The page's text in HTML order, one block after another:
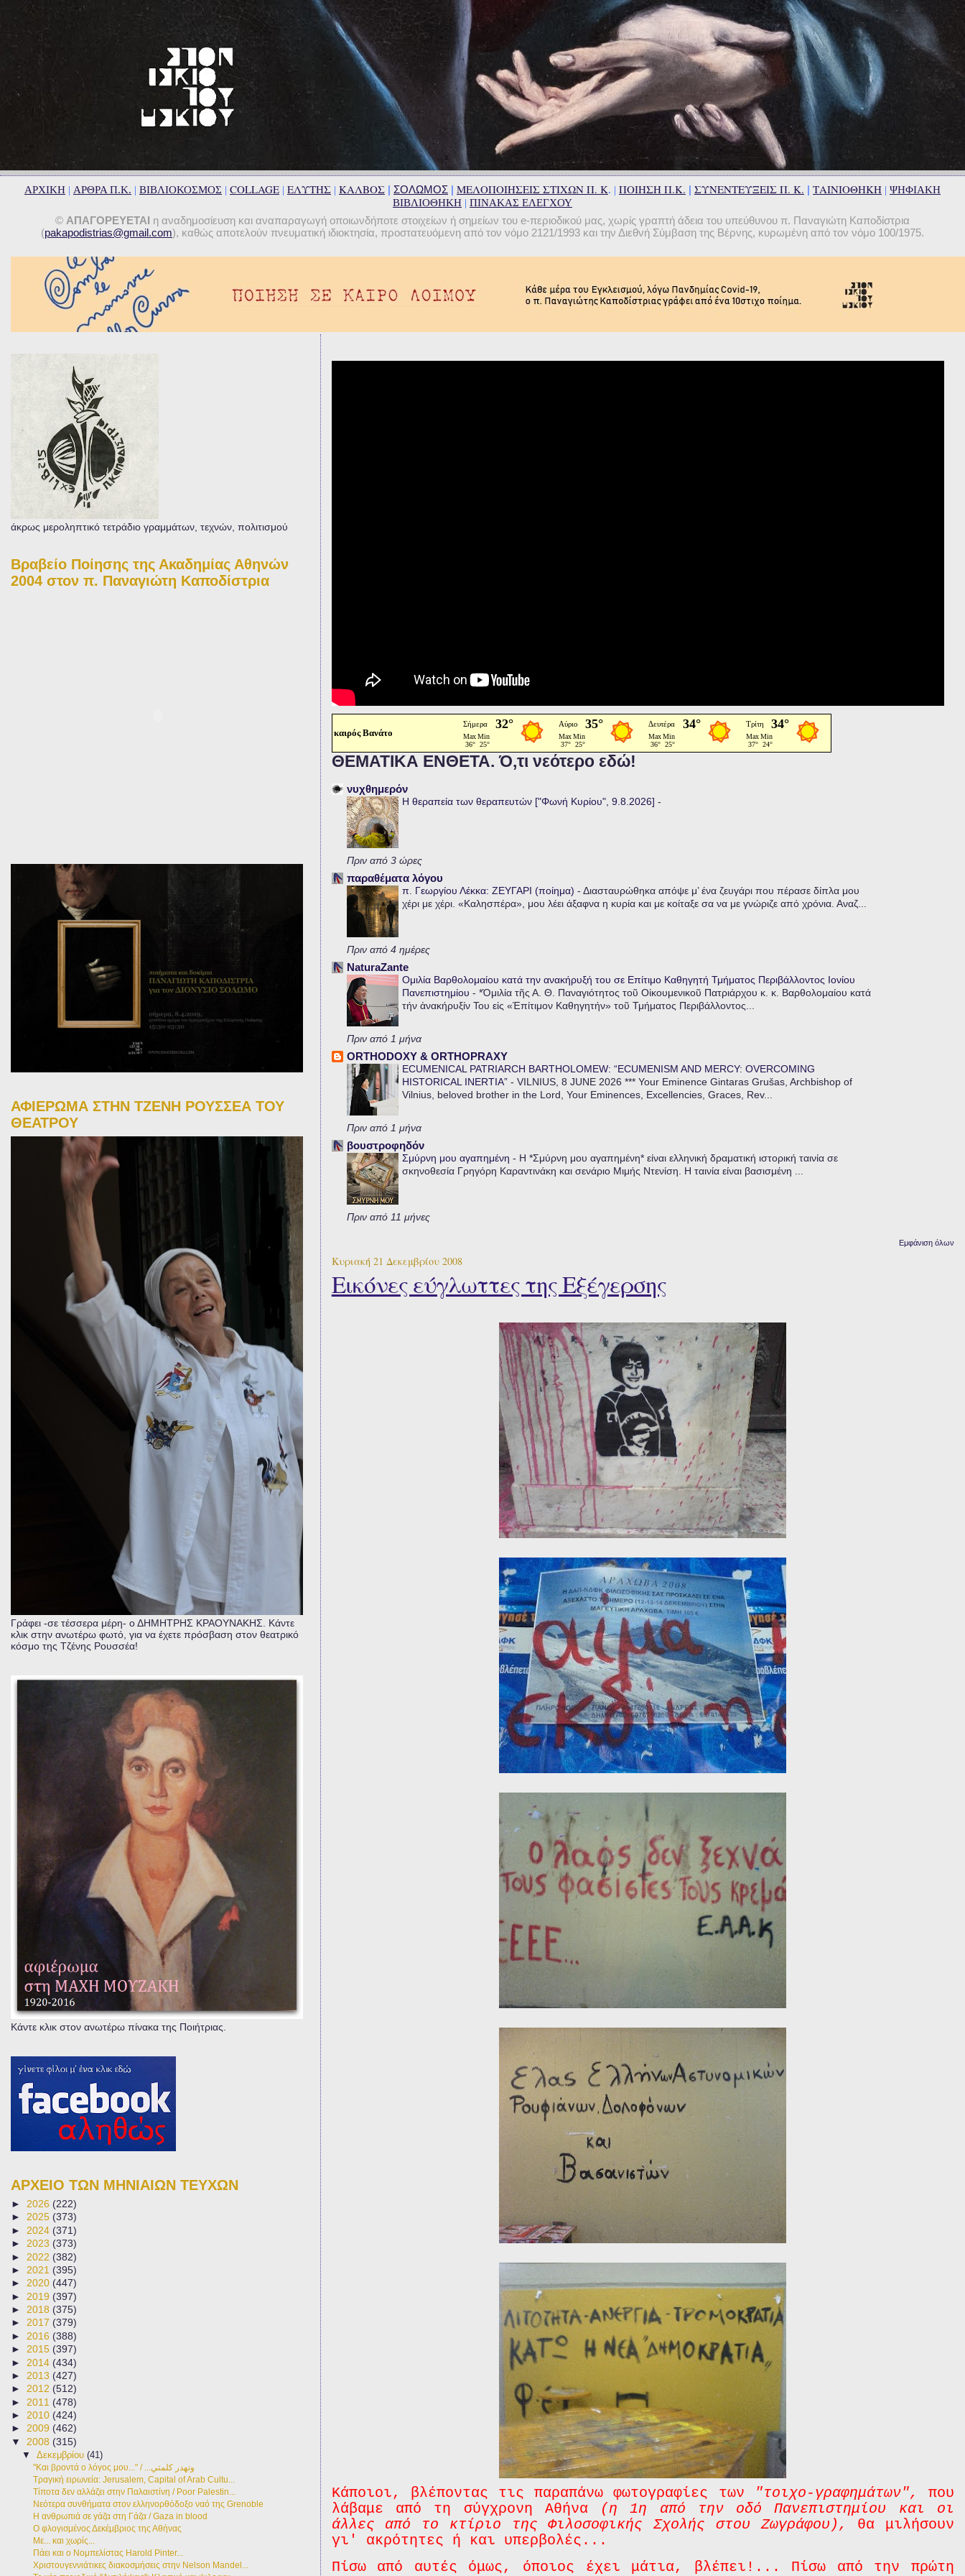
ΑΡΧΙΚΗ | ΑΡΘΡΑ Π.Κ. | ΒΙΒΛΙΟΚΟΣΜΟΣ | COLLAGE | ΕΛΥΤΗΣ | ΚΑΛΒΟΣ | ΣΟΛΩΜΟΣ | ΜΕΛΟΠΟΙΗΣΕΙΣ ΣΤΙΧΩΝ Π. Κ. | ΠΟΙΗΣΗ Π.Κ. | ΣΥΝΕΝΤΕΥΞΕΙΣ Π. Κ. | ΤΑΙΝΙΟΘΗΚΗ | ΨΗΦΙΑΚΗ
ΒΙΒΛΙΟΘΗΚΗ | ΠΙΝΑΚΑΣ ΕΛΕΓΧΟΥ
© ΑΠΑΓΟΡΕΥΕΤΑΙ η αναδημοσίευση και αναπαραγωγή οποιωνδήποτε στοιχείων ή σημείων του e-περιοδικού μας, χωρίς γραπτή άδεια του υπεύθυνου π. Παναγιώτη Καποδίστρια
(pakapodistrias@gmail.com), καθώς αποτελούν πνευματική ιδιοκτησία, προστατευόμενη από τον νόμο 2121/1993 και την Διεθνή Σύμβαση της Βέρνης, κυρωμένη από τον νόμο 100/1975.
καιρός Βανάτο
ΘΕΜΑΤΙΚΑ ΕΝΘΕΤΑ. Ό,τι νεότερο εδώ!
νυχθημερόν
Η θεραπεία των θεραπευτών ["Φωνή Κυρίου", 9.8.2026] -
Πριν από 3 ώρες
παραθέματα λόγου
π. Γεωργίου Λέκκα: ΖΕΥΓΑΡΙ (ποίημα) - Διασταυρώθηκα απόψε μ’ ένα ζευγάρι που πέρασε δίπλα μου
χέρι με χέρι. «Καλησπέρα», μου λέει άξαφνα η κυρία και με κοίταξε σα να με γνώριζε από χρόνια. Αναζ...
Πριν από 4 ημέρες
NaturaZante
Ομιλία Βαρθολομαίου κατά την ανακήρυξή του σε Επίτιμο Καθηγητή Τμήματος Περιβάλλοντος Ιονίου
Πανεπιστημίου - *Ὁμιλία τῆς Α. Θ. Παναγιότητος τοῦ Οἰκουμενικοῦ Πατριάρχου κ. κ. Βαρθολομαίου κατά
τήν ἀνακήρυξίν Του εἰς «Ἐπίτιμον Καθηγητήν» τοῦ Τμήματος Περιβάλλοντος...
Πριν από 1 μήνα
ORTHODOXY & ORTHOPRAXY
ECUMENICAL PATRIARCH BARTHOLOMEW: “ECUMENISM AND MERCY: OVERCOMING
HISTORICAL INERTIA” - VILNIUS, 8 JUNE 2026 *** Your Eminence Gintaras Grušas, Archbishop of
Vilnius, beloved brother in the Lord, Your Eminences, Excellencies, Graces, Rev...
Πριν από 1 μήνα
βουστροφηδόν
Σμύρνη μου αγαπημένη - Η *Σμύρνη μου αγαπημένη* είναι ελληνική δραματική ιστορική ταινία σε
σκηνοθεσία Γρηγόρη Καραντινάκη και σενάριο Μιμής Ντενίση. Η ταινία είναι βασισμένη ...
Πριν από 11 μήνες
Εμφάνιση όλων
Κυριακή 21 Δεκεμβρίου 2008
Εικόνες εύγλωττες της Εξέγερσης
Κάποιοι, βλέποντας τις παραπάνω φωτογραφίες των "τοιχο-γραφημάτων",
που
λάβαμε από τη σύγχρονη Αθήνα
(η 1η από την οδό Πανεπιστημίου και οι
άλλες από το κτίριο της Φιλοσοφικής Σχολής στου Ζωγράφου),
θα μιλήσουν
γι' ακρότητες ή και υπερβολές...
Πίσω από αυτές όμως, όποιος έχει μάτια, βλέπει!... Πίσω από την πρώτη
άκρως μεροληπτικό τετράδιο γραμμάτων, τεχνών, πολιτισμού
Βραβείο Ποίησης της Ακαδημίας Αθηνών
2004 στον π. Παναγιώτη Καποδίστρια
ΑΦΙΕΡΩΜΑ ΣΤΗΝ ΤΖΕΝΗ ΡΟΥΣΣΕΑ ΤΟΥ
ΘΕΑΤΡΟΥ
Γράφει -σε τέσσερα μέρη- ο ΔΗΜΗΤΡΗΣ ΚΡΑΟΥΝΑΚΗΣ. Κάντε
κλικ στην ανωτέρω φωτό, για να έχετε πρόσβαση στον θεατρικό
κόσμο της Τζένης Ρουσσέα!
Κάντε κλικ στον ανωτέρω πίνακα της Ποιήτριας.
ΑΡΧΕΙΟ ΤΩΝ ΜΗΝΙΑΙΩΝ ΤΕΥΧΩΝ
► 2026 (222)
► 2025 (373)
► 2024 (371)
► 2023 (373)
► 2022 (382)
► 2021 (395)
► 2020 (447)
► 2019 (397)
► 2018 (375)
► 2017 (379)
► 2016 (388)
► 2015 (397)
► 2014 (434)
► 2013 (427)
► 2012 (512)
► 2011 (478)
► 2010 (424)
► 2009 (462)
▼ 2008 (315)
▼Δεκεμβρίου(41)
"Και βροντά ο λόγος μου..." / ...وتهدر كلمتي
Τραγική ειρωνεία: Jerusalem, Capital of Arab Cultu...
Τίποτα δεν αλλάζει στην Παλαιστίνη / Poor Palestin...
Νεότερα συνθήματα στον ελληνορθόδοξο ναό της Grenoble
Η ανθρωπιά σε γάζα στη Γάζα / Gaza in blood
Ο φλογισμένος Δεκέμβριος της Αθήνας
Με... και χωρίς...
Πάει και ο Νομπελίστας Harold Pinter...
Χριστουγεννιάτικες διακοσμήσεις στην Nelson Mandel...